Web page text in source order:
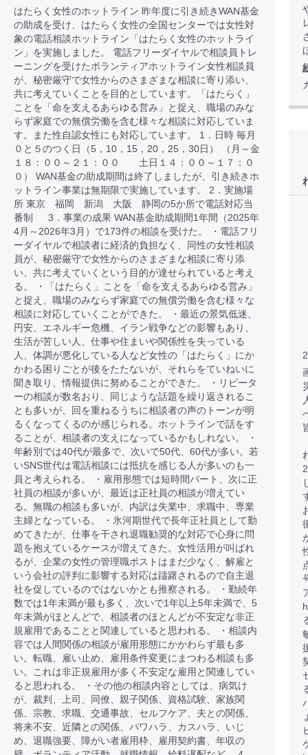
はたらく女性のホットライン 昨年度に引き続きWAN基金
の助成を受け、はたらく女性の全国センターでは女性対
象の電話相談ホットライン「はたらく女性のホットライ
ン」を実施しました。 電話フリーダイヤルで相談員トレ
ーニングを受けたボランティアホットライン女性相談員
が、秘密厳守で女性からのさまざまな相談に寄り添い、
共に考えていくことを目的としています。「はたらく」
ことを「命を支えるあらゆる営み」と捉え、職場のみな
らず家庭での無償労働を含む様々な相談に対応していま
す。また性自認女性にも対応しています。 1．日時 毎月
０と５のつく日（5，10，15，20，25，30日） （月～金
１８：００～２１：００ 土日１４：００～１７：０
０） WAN基金の助成期間は終了しましたが、引き続きホ
ットライン事業は無期限で実施しています。 2．実施場
所 東京 福岡 新潟 大阪 静岡の5か所で電話対応当
番制 3．事業の成果 WAN基金助成期間1年間（2025年
4月～2026年3月）で173件の相談を受けた。 ・電話フリ
ーダイヤルで相談者に経済的負担なく、同性の女性相談
員が、秘密厳守で女性からのさまざまな相談に寄り添
い、共に考えていくという目的が達せられていると考え
る。 ・「はたらく」ことを「命を支えるあらゆる営み」
と捉え、職場のみならず家庭での無償労働を含む様々な
相談に対応していくことができた。 ・最近の景気低迷、
円安、エネルギー危機、イラン戦争などの影響もあり、
生活が苦しい人、仕事や住まいや関係性を失っている
人、体調が悪化している人など女性の「はたらく」にか
かわる困りごとが後をたたないが、それらをていねいに
聞き取り、情報提供に努めることができた。 ・リピータ
ーの相談が数名おり、同じような話題を繰り返されるこ
とも多いが、回を重ねるうちに相談者の声のトーンが明
るくなってくるのが感じられる。ホットラインで話をす
ることが、相談者の支えになっているかもしれない。 ・
年齢別では40代が最多で、次いで50代、60代が多い。若
いSNS世代は電話相談には抵抗を感じる人が多いのも一
員と考えられる。 ・雇用形態では短時間パート、次に正
社員の相談が多いが、最近は正社員の相談が増えてい
る。無職の相談も多いが、内訳は失業中、求職中、専業
主婦となっている。 ・氷河期世代で長年正社員として勤
めてきたが、仕事を干され退職勧奨的な対応で心身に問
題を抱えているケースが増えてきた。女性活用が叫ばれ
るが、企業の女性の管理職ポストはまだ少なく、解雇と
いう会社の評判に影響する対応は躊躇されるので自主退
社を促しているのではないかとも推察される。 ・勤続年
数では1年未満が最も多く、次いで1年以上5年未満で、5
年未満がほとんどで、相談者のほとんどが不安定な非正
規雇用であることと関連していると思われる。 ・相談内
容では人間関係の相談が雇用形態にかかわらず最も多
い。転職、雇い止め、雇用条件変更にまつわる相談も多
い。これは非正規雇用が多く不安定な雇用と関連してい
ると思われる。 ・その他の相談内容としては、病気け
が、裁判、上司、同僚、親子関係、資格試験、家族関
係、宗教、求職、交通事故、セルフケア、夫との関係、
将来不安、近隣との関係、パワハラ、カスハラ、いじ
め、退職強要、障がい者雇用枠、雇用契約書、年収の